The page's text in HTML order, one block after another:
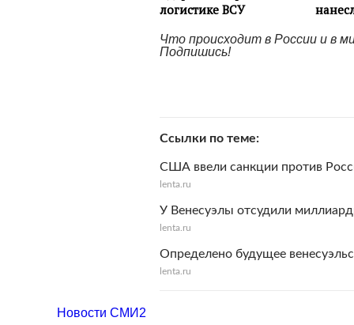
Что происходит в России и в
Подпишись!
Ссылки по теме
США ввели санкции против
lenta.ru
У Венесуэлы отсудили
lenta.ru
Определено будущее
lenta.ru
Новости СМИ2